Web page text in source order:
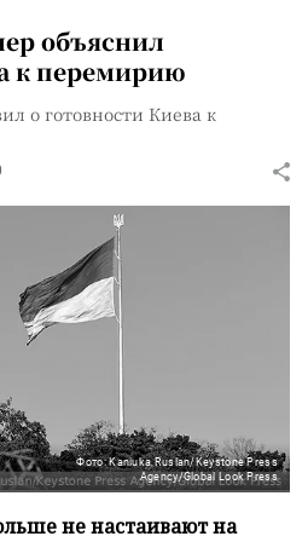
объяснил
к перемирию
о готовности Киева к
Фото: Kaniuka Ruslan/Keystone Press
Agency/Global Look Press
не настаивают на